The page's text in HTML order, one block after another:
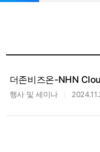
더존비즈온-NHN
행사 및 세미나